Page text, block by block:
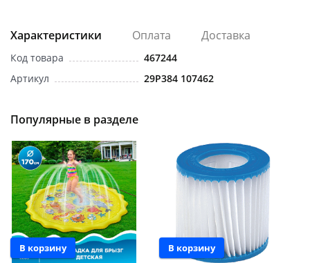
Характеристики Оплата Доставка
Код товара
467244
Артикул
29P384 107462
Популярные в разделе
В корзину В корзину